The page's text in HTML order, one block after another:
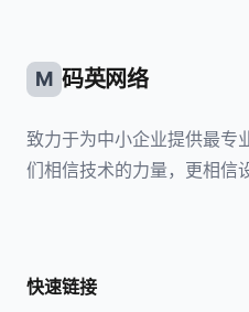
M 码英网络
致力于为中小企业提供最专
们相信技术的力量，更相信
快速链接